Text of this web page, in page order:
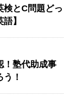
検とC問題どっ
】
！塾代助成事
！